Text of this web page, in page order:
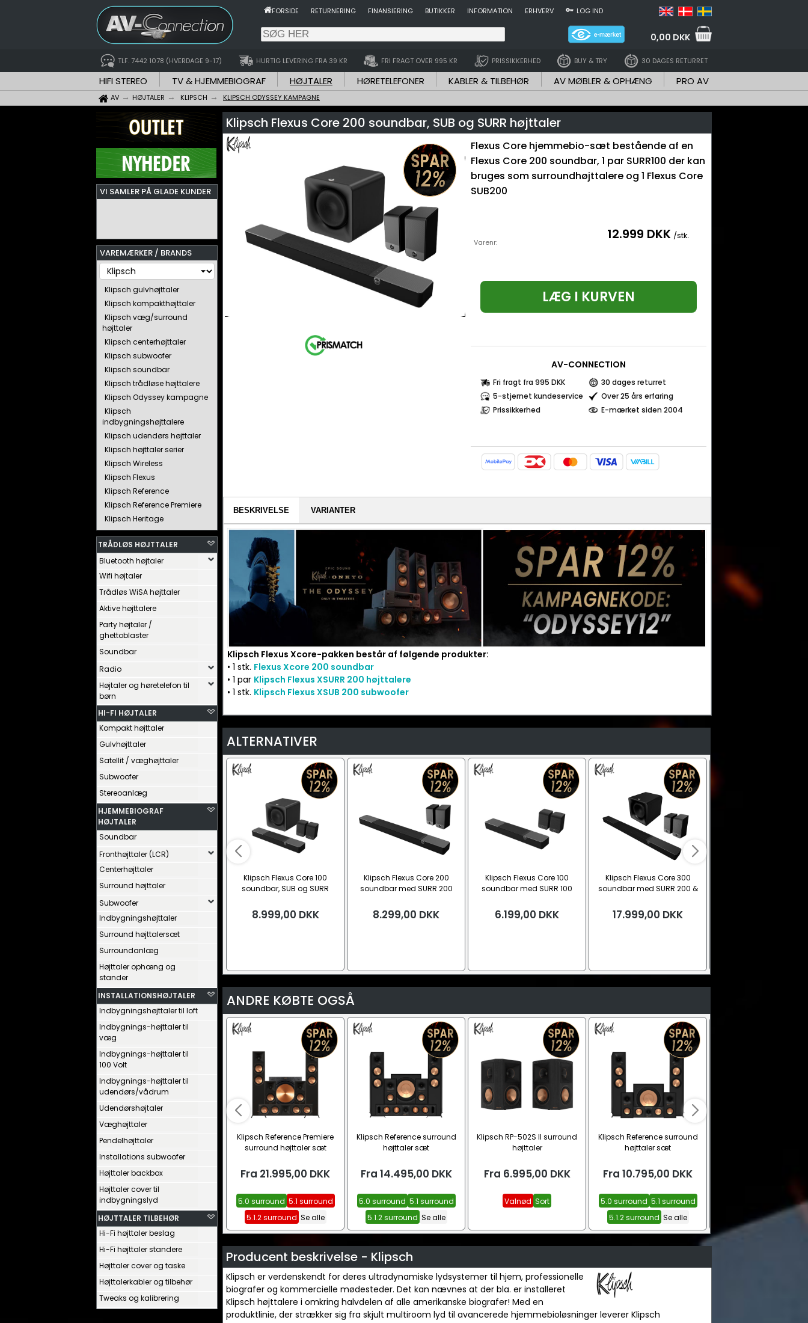
FORSIDE RETURNERING FINANSIERING BUTIKKER INFORMATION ERHVERV LOG IND
0,00 DKK
TLF. 7442 1078 (HVERDAGE 9-17) HURTIG LEVERING FRA 39 KR FRI FRAGT OVER 995 KR PRISSIKKERHED BUY & TRY 30 DAGES RETURRET
HIFI STEREO TV & HJEMMEBIOGRAF HØJTALER HØRETELEFONER KABLER & TILBEHØR AV MØBLER & OPHÆNG PRO AV
AV HØJTALER KLIPSCH KLIPSCH ODYSSEY KAMPAGNE
VI SAMLER PÅ GLADE KUNDER
VAREMÆRKER / BRANDS
Klipsch gulvhøjttaler
Klipsch kompakthøjttaler
Klipsch væg/surround
højttaler
Klipsch centerhøjttaler
Klipsch subwoofer
Klipsch soundbar
Klipsch trådløse højttalere
Klipsch Odyssey kampagne
Klipsch
indbygningshøjttalere
Klipsch udendørs højttaler
Klipsch højttaler serier
Klipsch Wireless
Klipsch Flexus
Klipsch Reference
Klipsch Reference Premiere
Klipsch Heritage
TRÅDLØS HØJTTALER
Bluetooth højtaler
Wifi højtaler
Trådløs WiSA højttaler
Aktive højttalere
Party højtaler /
ghettoblaster
Soundbar
Radio
Højtaler og høretelefon til
børn
HI-FI HØJTALER
Kompakt højttaler
Gulvhøjttaler
Satellit / væghøjttaler
Subwoofer
Stereoanlæg
HJEMMEBIOGRAF
HØJTALER
Soundbar
Fronthøjttaler (LCR)
Centerhøjttaler
Surround højttaler
Subwoofer
Indbygningshøjttaler
Surround højttalersæt
Surroundanlæg
Højttaler ophæng og
stander
INSTALLATIONSHØJTALER
Indbygningshøjttaler til loft
Indbygnings-højttaler til
væg
Indbygnings-højttaler til
100 Volt
Indbygnings-højttaler til
udendørs/vådrum
Udendørshøjtaler
Væghøjttaler
Pendelhøjttaler
Installations subwoofer
Højttaler backbox
Højttaler cover til
indbygningslyd
HØJTTALER TILBEHØR
Hi-Fi højttaler beslag
Hi-Fi højttaler standere
Højttaler cover og taske
Højttalerkabler og tilbehør
Tweaks og kalibrering
Klipsch Flexus Core 200 soundbar, SUB og SURR højttaler
Flexus Core hjemmebio-sæt bestående af en
Flexus Core 200 soundbar, 1 par SURR100 der kan
bruges som surroundhøjttalere og 1 Flexus Core
SUB200
Varenr: 12.999 DKK /stk.
LÆG I KURVEN
AV-CONNECTION
Fri fragt fra 995 DKK
30 dages returret
5-stjernet kundeservice
Over 25 års erfaring
Prissikkerhed
E-mærket siden 2004
BESKRIVELSE VARIANTER
Klipsch Flexus Xcore-pakken består af følgende produkter:
• 1 stk. Flexus Xcore 200 soundbar
• 1 par Klipsch Flexus XSURR 200 højttalere
• 1 stk. Klipsch Flexus XSUB 200 subwoofer
ALTERNATIVER
Klipsch Flexus Core 100
soundbar, SUB og SURR
8.999,00 DKK
Klipsch Flexus Core 200
soundbar med SURR 200
8.299,00 DKK
Klipsch Flexus Core 100
soundbar med SURR 100
6.199,00 DKK
Klipsch Flexus Core 300
soundbar med SURR 200 &
17.999,00 DKK
ANDRE KØBTE OGSÅ
Klipsch Reference Premiere
surround højttaler sæt
Fra 21.995,00 DKK
5.0 surround 5.1 surround
5.1.2 surround Se alle
Klipsch Reference surround
højttaler sæt
Fra 14.495,00 DKK
5.0 surround 5.1 surround
5.1.2 surround Se alle
Klipsch RP-502S II surround
højttaler
Fra 6.995,00 DKK
Valnød Sort
Klipsch Reference surround
højttaler sæt
Fra 10.795,00 DKK
5.0 surround 5.1 surround
5.1.2 surround Se alle
Producent beskrivelse - Klipsch
Klipsch er verdenskendt for deres ultradynamiske lydsystemer til hjem, professionelle
biografer og kommercielle mødesteder. Det kan nævnes at der bla. er installeret
Klipsch højttalere i omkring halvdelen af alle amerikanske biografer! Med en
produktlinie, der strækker sig fra skjult multiroom lyd til avancerede hjemmebioløsninger leverer Klipsch